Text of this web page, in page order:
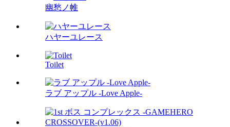
幽愁ノ帷
ハヤーユレース
Toilet
ラブ アップル -Love Apple-